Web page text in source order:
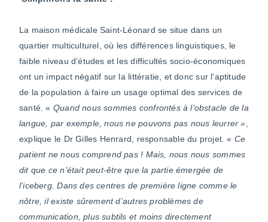
La maison médicale Saint-Léonard se situe dans un
quartier multiculturel, où les différences linguistiques, le
faible niveau d’études et les difficultés socio-économiques
ont un impact négatif sur la littératie, et donc sur l’aptitude
de la population à faire un usage optimal des services de
santé. « Quand nous sommes confrontés à l’obstacle de la
langue, par exemple, nous ne pouvons pas nous leurrer »
explique le Dr Gilles Henrard, responsable du projet. « Ce
patient ne nous comprend pas ! Mais, nous nous sommes
dit que ce n’était peut-être que la partie émergée de
l’iceberg. Dans des centres de première ligne comme le
nôtre, il existe sûrement d’autres problèmes de
communication, plus subtils et moins directement